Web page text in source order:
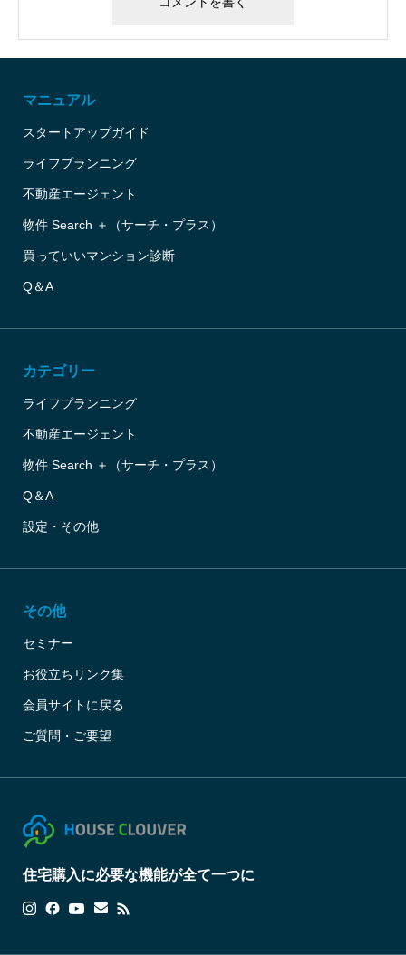
マニュアル
スタートアップガイド
ライフプランニング
不動産エージェント
物件 Search ＋（サーチ・プラス）
買っていいマンション診断
Q＆A
カテゴリー
ライフプランニング
不動産エージェント
物件 Search ＋（サーチ・プラス）
Q＆A
設定・その他
その他
セミナー
お役立ちリンク集
会員サイトに戻る
ご質問・ご要望
住宅購入に必要な機能が全て一つに